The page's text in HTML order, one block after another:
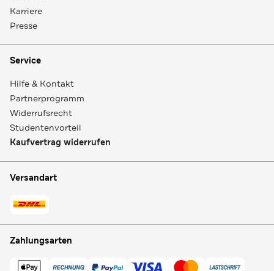
Karriere
Presse
Service
Hilfe & Kontakt
Partnerprogramm
Widerrufsrecht
Studentenvorteil
Kaufvertrag widerrufen
Versandart
Zahlungsarten